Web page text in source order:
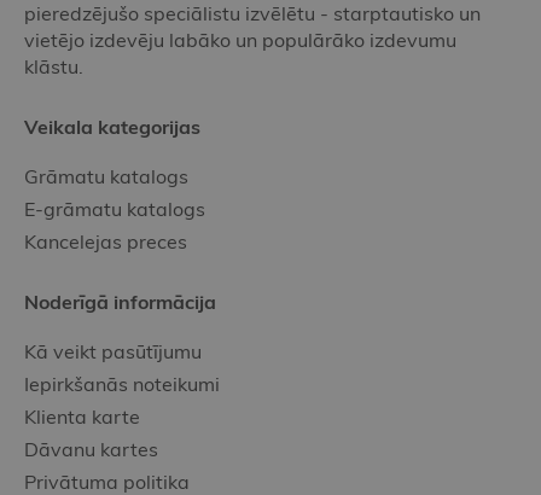
pieredzējušo speciālistu izvēlētu - starptautisko un
vietējo izdevēju labāko un populārāko izdevumu
klāstu.
Veikala kategorijas
Grāmatu katalogs
E-grāmatu katalogs
Kancelejas preces
Noderīgā informācija
Kā veikt pasūtījumu
Iepirkšanās noteikumi
Klienta karte
Dāvanu kartes
Privātuma politika